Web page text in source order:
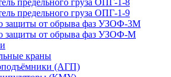
предельного груза ОПГ-1-8
предельного груза ОПГ-1-9
защиты от обрыва фаз УЗОФ-3М
защиты от обрыва фаз УЗОФ-М
краны
(АГП)